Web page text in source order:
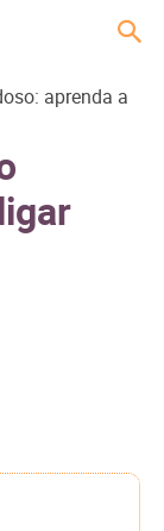
aprenda a